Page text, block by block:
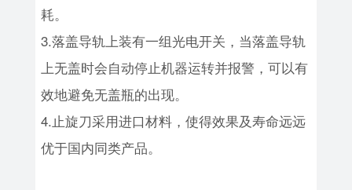
耗。
3.落盖导轨上装有一组光电开关，当落盖导轨
上无盖时会自动停止机器运转并报警，可以有
效地避免无盖瓶的出现。
4.止旋刀采用进口材料，使得效果及寿命远远
优于国内同类产品。